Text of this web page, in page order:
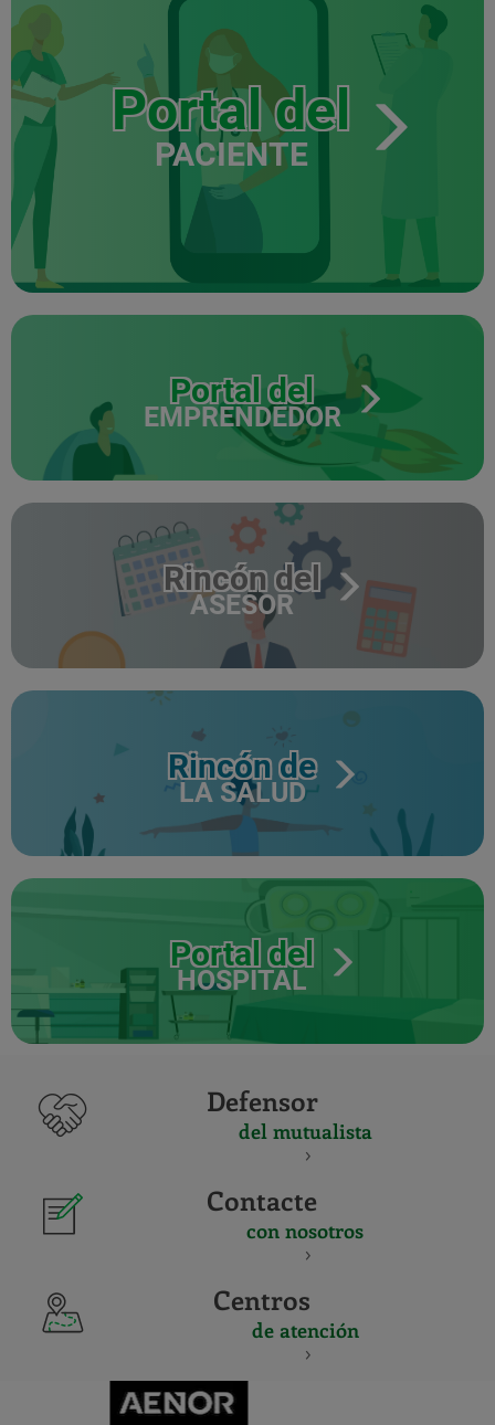
Portal del
PACIENTE
Portal del
EMPRENDEDOR
Rincón del
ASESOR
Rincón de
LA SALUD
Portal del
HOSPITAL
Defensor
del mutualista
Contacte
con nosotros
Centros
de atención